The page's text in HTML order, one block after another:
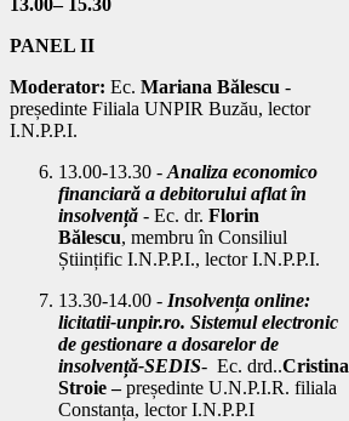
PANEL II
Moderator: Ec. Mariana Bălescu -
președinte Filiala UNPIR Buzău, lector
I.N.P.P.I.
13.00-13.30 - Analiza economico
financiară a debitorului aflat în
insolvență - Ec. dr. Florin
Bălescu, membru în Consiliul
Științific I.N.P.P.I., lector I.N.P.P.I.
13.30-14.00 - Insolvența online:
licitatii-unpir.ro. Sistemul electronic
de gestionare a dosarelor de
insolvență-SEDIS- Ec. drd..Cristina
Stroie–președinte U.N.P.I.R. filiala
Constanța, lector I.N.P.P.I